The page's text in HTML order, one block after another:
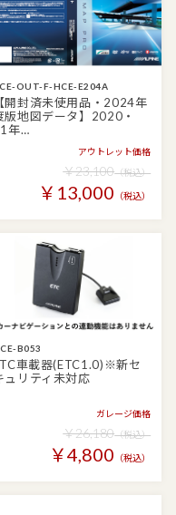
OUT-F-HCE-E204A
【開封済未使用品・2024年
版地図データ】2020・
年…
アウトレット価格
￥23,100（税込）
￥13,000 （税込）
B053
車載器(ETC1.0)※新セ
ュリティ未対応
ガレージ価格
￥26,180（税込）
￥4,800 （税込）